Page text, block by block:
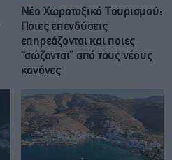
Νέο Χωροταξικό Τουρισμού:
Ποιες επενδύσεις
επηρεάζονται και ποιες
“σώζονται” από τους νέους
κανόνες